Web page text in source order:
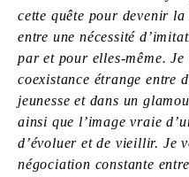
cette quête pour devenir
entre une nécessité
par et pour elles-même.
coexistance étrange entre
jeunesse et dans un
ainsi que l’image vraie
d’évoluer et de vieillir. Je
négociation constante